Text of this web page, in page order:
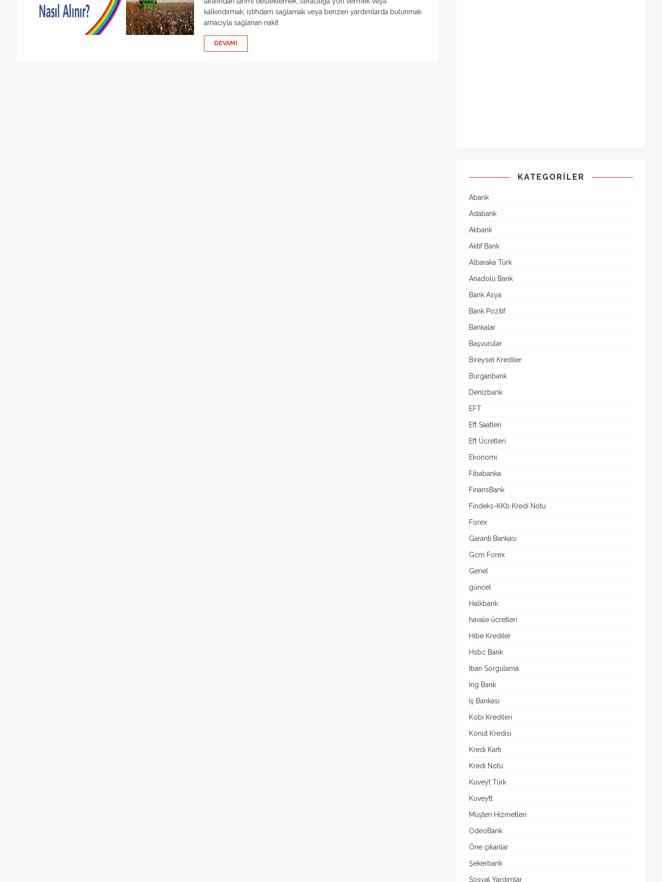
kalkındırmak, istihdam sağlamak veya benzeri yardımlarda bulunmak
amacıyla sağlanan nakit
DEVAMI
KATEGORILER
Abank
Adabank
Akbank
Aktif Bank
Albaraka Türk
Anadolu Bank
Bank Asya
Bank Pozitif
Bankalar
Başvurular
Bireysel Krediler
Burganbank
Denizbank
EFT
Eft Saatleri
Eft Ücretleri
Ekonomi
Fibabanka
FinansBank
Findeks-KKb Kredi Notu
Forex
Garanti Bankası
Gcm Forex
Genel
güncel
Halkbank
havale ücretleri
Hibe Krediler
Hsbc Bank
İban Sorgulama
İng Bank
İş Bankası
Kobi Kredileri
Konut Kredisi
Kredi Kartı
Kredi Notu
Kuveyt Türk
Kuveytt
Müşteri Hizmetleri
OdeoBank
Öne çıkanlar
Şekerbank
Sosyal Yardımlar